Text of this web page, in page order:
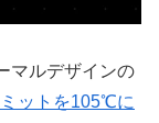
マルデザインの
ットを105℃に